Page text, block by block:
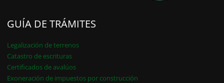
GUÍA DE TRÁMITES
Legalización de terrenos
Catastro de escrituras
Certificados de avalúos
Exoneración de impuestos por construcción